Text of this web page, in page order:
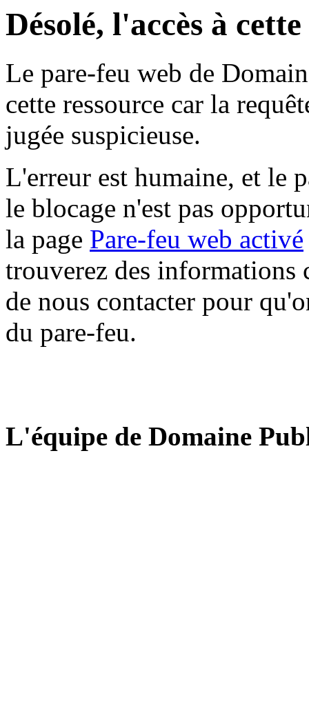
Désolé, l'accès à
Le pare-feu web de
cette ressource car la
jugée suspicieuse.
L'erreur est humaine, et le
le blocage n'est pas
la page Pare-feu web activé
trouverez des informations
de nous contacter pour
du pare-feu.
L'équipe de Domaine